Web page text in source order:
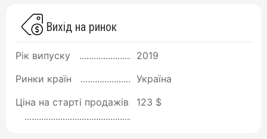
Вихід на ринок
Рік випуску
2019
Ринки країн
Україна
Ціна на старті продажів
123 $